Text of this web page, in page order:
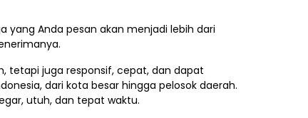
yang Anda pesan akan menjadi lebih dari
tetapi juga responsif, cepat, dan dapat
dari kota besar hingga pelosok daerah.
utuh, dan tepat waktu.